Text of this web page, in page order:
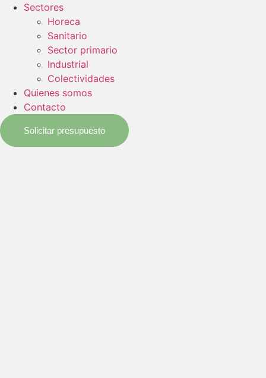
Sectores
Horeca
Sanitario
Sector primario
Industrial
Colectividades
Quienes somos
Contacto
Solicitar presupuesto